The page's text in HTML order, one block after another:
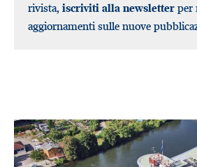
rivista, iscriviti alla newsletter per
aggiornamenti sulle nuove